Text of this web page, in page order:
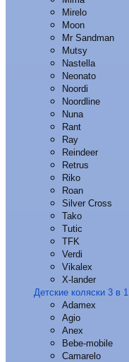
Mirelo
Moon
Mr Sandman
Mutsy
Nastella
Neonato
Noordi
Noordline
Nuna
Rant
Ray
Reindeer
Retrus
Riko
Roan
Silver Cross
Tako
Tutic
TFK
Verdi
Vikalex
X-lander
Детские коляски 3 в 1
Adamex
Agio
Anex
Bebe-mobile
Camarelo